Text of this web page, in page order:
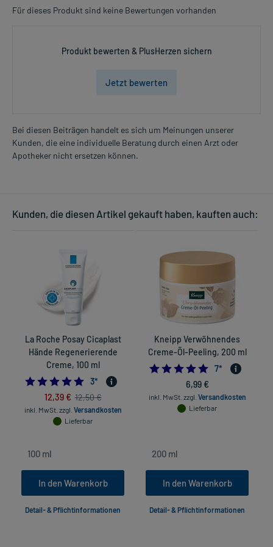
Für dieses Produkt sind keine Bewertungen vorhanden
Produkt bewerten & PlusHerzen sichern
Jetzt bewerten
Bei diesen Beiträgen handelt es sich um Meinungen unserer
Kunden, die eine individuelle Beratung durch einen Arzt oder
Apotheker nicht ersetzen können.
Kunden, die diesen Artikel gekauft haben, kauften auch:
La Roche Posay Cicaplast
Hände Regenerierende
Creme, 100 ml
5.0
3*
12,39 € 12,50 €
inkl. MwSt. zzgl. Versandkosten
Lieferbar
In den Warenkorb
Detail- & Pflichtinformationen
Kneipp Verwöhnendes
Creme-Öl-Peeling, 200 ml
5.0
7*
6,99 €
inkl. MwSt. zzgl. Versandkosten
Lieferbar
In den Warenkorb
Detail- & Pflichtinformationen